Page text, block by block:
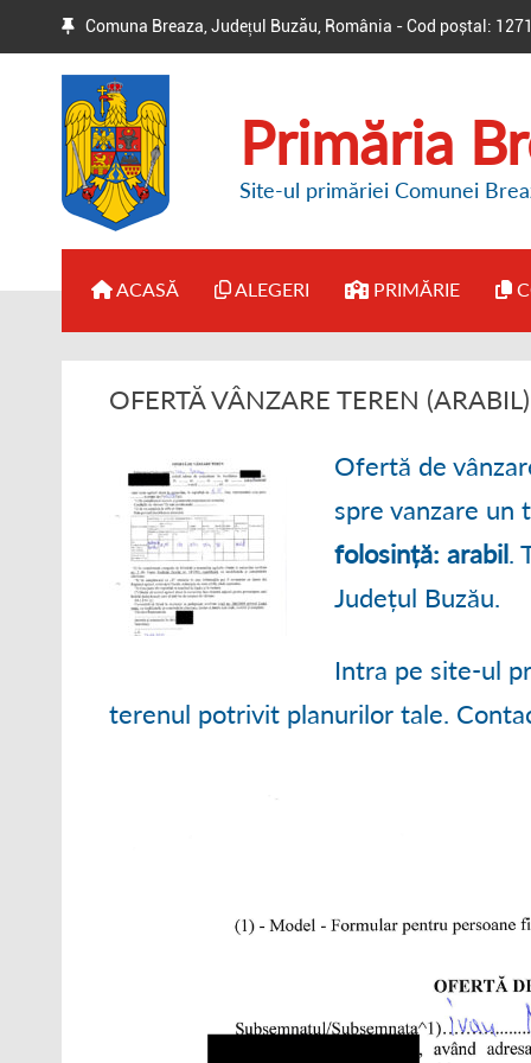
Comuna Breaza, Județul Buzău, România - Cod poștal:
Primăria
Site-ul primăriei Comunei
ACASĂ ALEGERI
● BIROUL ELECTORAL DE
CIRCUMSCRIPȚIE
● HOTĂRÂRI / ANUNȚURI
● ALTE INFORMAȚII
PRIMĂRIE
●
● DISPOZIȚII
● REGULAMENT
● ORGANIGRAMĂ
● STRATEGII DE
● RAPOARTE ȘI
OFERTĂ VÂNZARE TEREN (ARABIL)
Ofertă de
spre vanzare un
folosință: arabil.
Județul Buzău.
Intra pe site-ul
terenul potrivit planurilor tale.